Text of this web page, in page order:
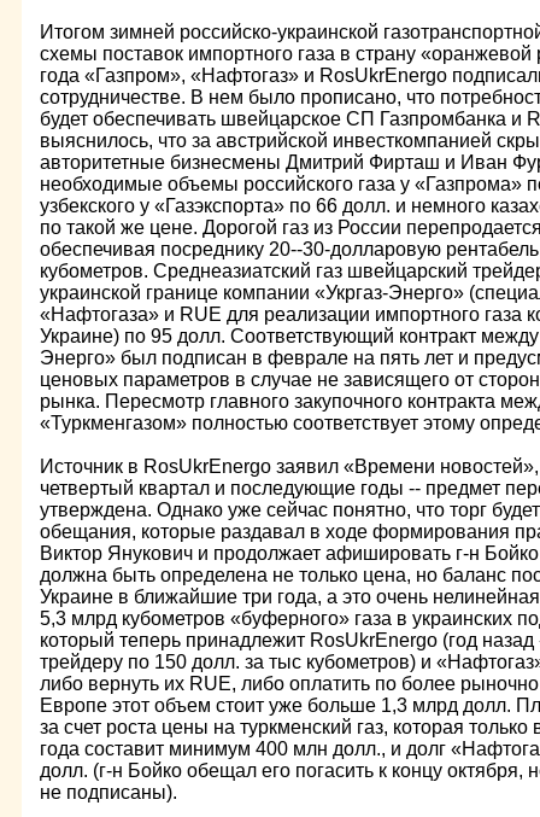
Итогом зимней российско-украинской
схемы поставок импортного газа в страну
года «Газпром», «Нафтогаз» и RosUkrEnergo
сотрудничестве. В нем было прописано, что
будет обеспечивать швейцарское СП Газпромбанка и
выяснилось, что за австрийской инвесткомпанией
авторитетные бизнесмены Дмитрий Фирташ и Иван
необходимые объемы российского газа у «Газпрома»
узбекского у «Газэкспорта» по 66 долл. и немного
по такой же цене. Дорогой газ из России
обеспечивая посреднику 20--30-долларовую
кубометров. Среднеазиатский газ швейцарский
украинской границе компании «Укргаз-Энерго»
«Нафтогаза» и RUE для реализации импортного газа
Украине) по 95 долл. Соответствующий контракт
Энерго» был подписан в феврале на пять лет и
ценовых параметров в случае не зависящего от
рынка. Пересмотр главного закупочного контракта
«Туркменгазом» полностью соответствует этому
Источник в RosUkrEnergo заявил «Времени
четвертый квартал и последующие годы -- предмет
утверждена. Однако уже сейчас понятно, что торг
обещания, которые раздавал в ходе формирования
Виктор Янукович и продолжает афишировать г-н
должна быть определена не только цена, но баланс
Украине в ближайшие три года, а это очень
5,3 млрд кубометров «буферного» газа в украинских
который теперь принадлежит RosUkrEnergo (год
трейдеру по 150 долл. за тыс кубометров) и
либо вернуть их RUE, либо оплатить по более
Европе этот объем стоит уже больше 1,3 млрд долл.
за счет роста цены на туркменский газ, которая
года составит минимум 400 млн долл., и долг
долл. (г-н Бойко обещал его погасить к концу октября,
не подписаны).